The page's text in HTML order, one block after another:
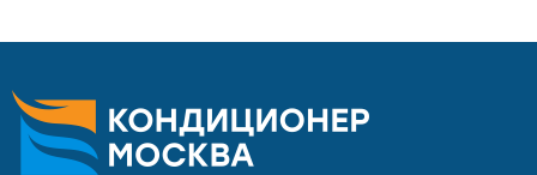
Низкий уровень шума — 19 дБ(А).
Высокая энергоэффективность.